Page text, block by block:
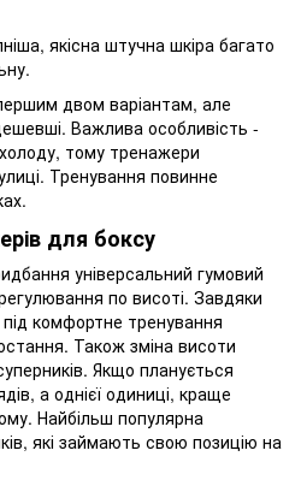
якісна штучна шкіра багато
двом варіантам, але
Важлива особливість -
тому тренажери
Тренування повинне
для боксу
універсальний гумовий
по висоті. Завдяки
комфортне тренування
Також зміна висоти
Якщо планується
а однієї одиниці, краще
Найбільш популярна
які займають свою позицію на